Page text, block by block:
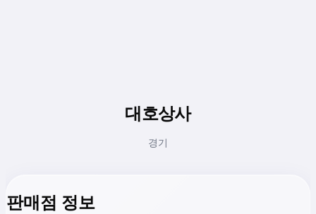
대호상사
경기
판매점 정보